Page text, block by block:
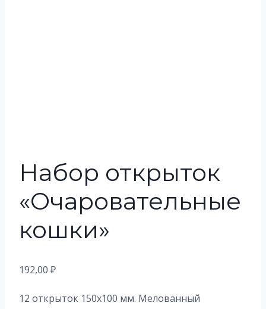
Набор открыток
«Очаровательные
кошки»
192,00 ₽
12 открыток 150х100 мм. Мелованный